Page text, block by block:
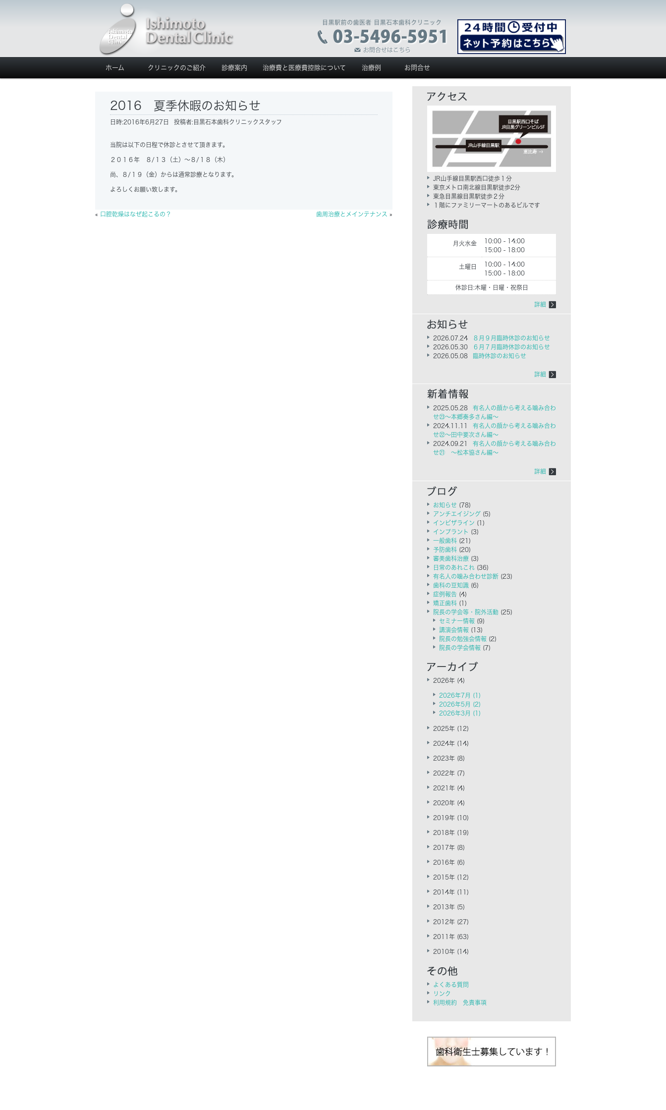
ホーム クリニックのご紹介 診療案内 治療費と医療費控除について 治療例 お問合せ
2016 夏季休暇のお知らせ
日時:2016年6月27日 投稿者: 目黒石本歯科クリニックスタッフ
当院は以下の日程で休診とさせて頂きます。
２０１６年 ８/１３（土）～８/１８（木）
尚、８/１９（金）からは通常診療となります。
よろしくお願い致します。
« 口腔乾燥はなぜ起こるの？ 歯周治療とメインテナンス »
JR山手線目黒駅西口徒歩１分
東京メトロ南北線目黒駅徒歩2分
東急目黒線目黒駅徒歩２分
１階にファミリーマートのあるビルです
月火水金
10:00 - 14:00
15:00 - 18:00
土曜日
10:00 - 14:00
15:00 - 18:00
休診日:木曜・日曜・祝祭日
詳細
2026.07.24
８月９月臨時休診のお知らせ
2026.05.30
６月７月臨時休診のお知らせ
2026.05.08
臨時休診のお知らせ
詳細
2025.05.28
有名人の顔から考える噛み合わ
せ㉓～本郷奏多さん編～
2024.11.11
有名人の顔から考える噛み合わ
せ㉒～田中要次さん編～
2024.09.21
有名人の顔から考える噛み合わ
せ㉑ ～松本協さん編～
詳細
お知らせ (78)
アンチエイジング (5)
インビザライン (1)
インプラント (3)
一般歯科 (21)
予防歯科 (20)
審美歯科治療 (3)
日常のあれこれ (36)
有名人の噛み合わせ診断 (23)
歯科の豆知識 (6)
症例報告 (4)
矯正歯科 (1)
院長の学会等・院外活動 (25)
セミナー情報 (9)
講演会情報 (13)
院長の勉強会情報 (2)
院長の学会情報 (7)
2026年 (4)
2026年7月 (1)
2026年5月 (2)
2026年3月 (1)
2025年 (12)
2024年 (14)
2023年 (8)
2022年 (7)
2021年 (4)
2020年 (4)
2019年 (10)
2018年 (19)
2017年 (8)
2016年 (6)
2015年 (12)
2014年 (11)
2013年 (5)
2012年 (27)
2011年 (63)
2010年 (14)
よくある質問
リンク
利用規約 免責事項